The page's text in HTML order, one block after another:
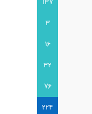
137
3
16
32
76
224